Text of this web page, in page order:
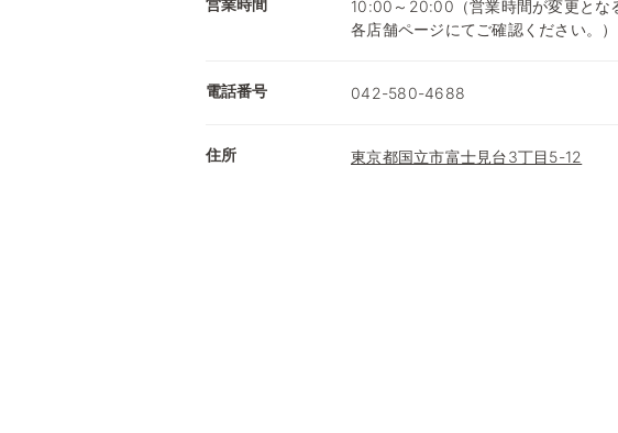
営業時間
10:00～20:00（営業時間が変更とな
各店舗ページにてご確認ください。）
電話番号 042-580-4688
住所 東京都国立市富士見台3丁目5-12